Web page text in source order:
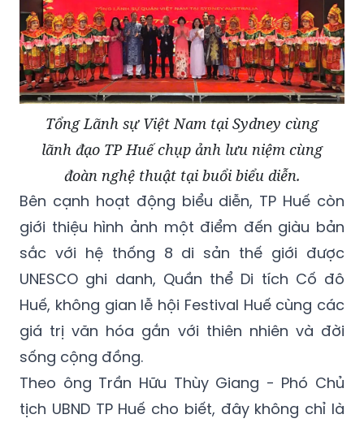
Tổng Lãnh sự Việt Nam tại Sydney cùng
lãnh đạo TP Huế chụp ảnh lưu niệm cùng
đoàn nghệ thuật tại buổi biểu diễn.
Bên cạnh hoạt động biểu diễn, TP Huế còn
giới thiệu hình ảnh một điểm đến giàu bản
sắc với hệ thống 8 di sản thế giới được
UNESCO ghi danh, Quần thể Di tích Cố đô
Huế, không gian lễ hội Festival Huế cùng các
giá trị văn hóa gắn với thiên nhiên và đời
sống cộng đồng.
Theo ông Trần Hữu Thùy Giang - Phó Chủ
tịch UBND TP Huế cho biết, đây không chỉ là